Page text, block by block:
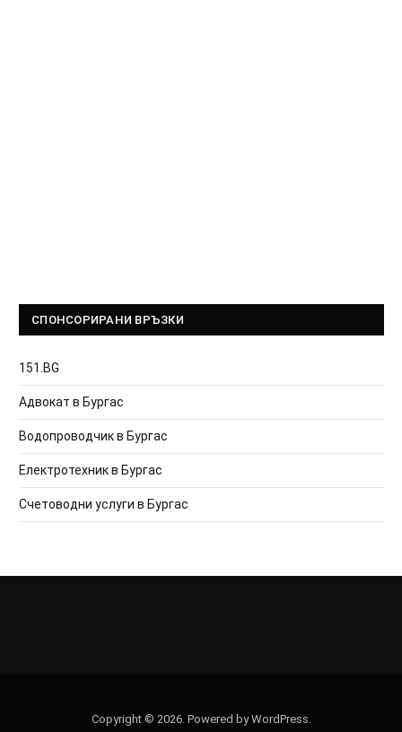
СПОНСОРИРАНИ ВРЪЗКИ
151.BG
Адвокат в Бургас
Водопроводчик в Бургас
Електротехник в Бургас
Счетоводни услуги в Бургас
Copyright © 2026. Powered by WordPress.